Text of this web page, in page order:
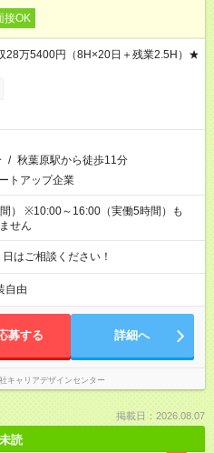
接OK
万5400円（8H×20日＋残業2.5H）★
/ 秋葉原駅から徒歩11分
トアップ企業
） ※10:00～16:00（実働5時間）も
せん
はご相談ください！
自由
募する 詳細へ
キャリアデザインセンター
掲載日：2026.08.07
未読